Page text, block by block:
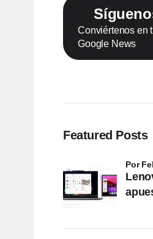
Conviértenos en
Google News
Featured Posts
por